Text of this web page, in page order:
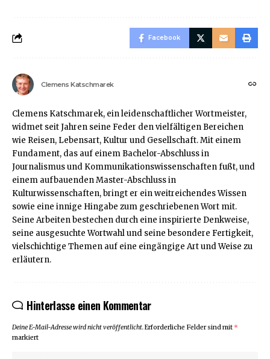
Facebook
Clemens Katschmarek
Clemens Katschmarek, ein leidenschaftlicher Wortmeister,
widmet seit Jahren seine Feder den vielfältigen Bereichen
wie Reisen, Lebensart, Kultur und Gesellschaft. Mit einem
Fundament, das auf einem Bachelor-Abschluss in
Journalismus und Kommunikationswissenschaften fußt, und
einem aufbauenden Master-Abschluss in
Kulturwissenschaften, bringt er ein weitreichendes Wissen
sowie eine innige Hingabe zum geschriebenen Wort mit.
Seine Arbeiten bestechen durch eine inspirierte Denkweise,
seine ausgesuchte Wortwahl und seine besondere Fertigkeit,
vielschichtige Themen auf eine eingängige Art und Weise zu
erläutern.
Hinterlasse einen Kommentar
Deine E-Mail-Adresse wird nicht veröffentlicht.Erforderliche Felder sind mit *
markiert